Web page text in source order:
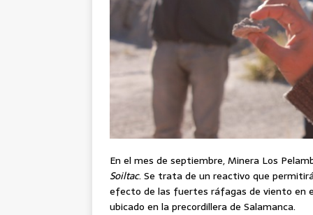
En el mes de septiembre, Minera Los
Soiltac. Se trata de un reactivo que
efecto de las fuertes ráfagas de viento en
ubicado en la precordillera de Salamanca.